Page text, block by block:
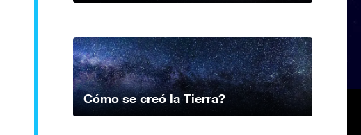
Cómo se creó la Tierra?